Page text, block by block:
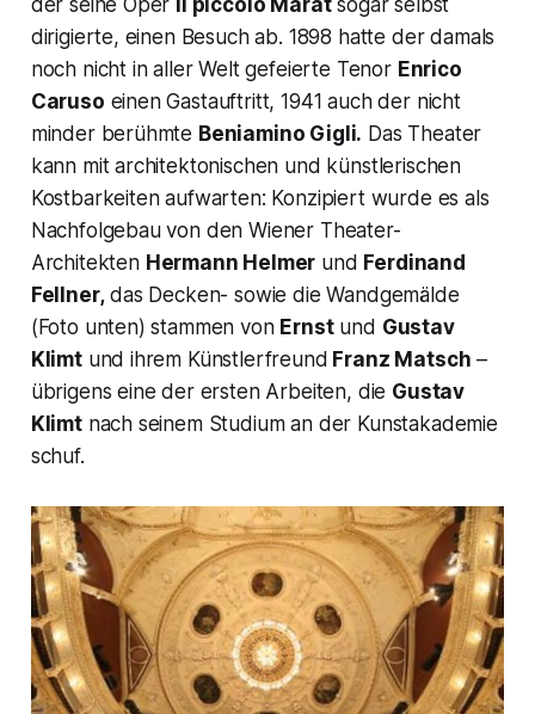
dirigierte, einen Besuch ab. 1898 hatte der damals
noch nicht in aller Welt gefeierte Tenor Enrico
Caruso einen Gastauftritt, 1941 auch der nicht
minder berühmte Beniamino Gigli. Das Theater
kann mit architektonischen und künstlerischen
Kostbarkeiten aufwarten: Konzipiert wurde es als
Nachfolgebau von den Wiener Theater-
Architekten Hermann Helmer und Ferdinand
Fellner,das Decken- sowie die Wandgemälde
(Foto unten) stammen von Ernstund Gustav
Klimtund ihrem Künstlerfreund Franz Matsch –
übrigens eine der ersten Arbeiten, die Gustav
Klimtnach seinem Studium an der Kunstakademie
schuf.